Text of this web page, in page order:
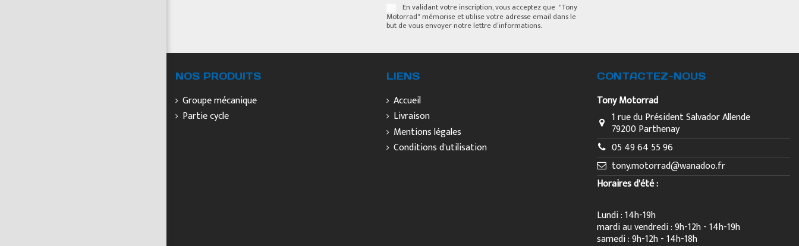
En validant votre inscription, vous acceptez que "Tony
Motorrad" mémorise et utilise votre adresse email dans le
but de vous envoyer notre lettre d’informations.
NOS PRODUITS
Groupe mécanique
Partie cycle
LIENS
Accueil
Livraison
Mentions légales
Conditions d'utilisation
CONTACTEZ-NOUS
Tony Motorrad
1 rue du Président Salvador Allende
79200 Parthenay
05 49 64 55 96
tony.motorrad@wanadoo.fr
Horaires d'été :
Lundi : 14h-19h
mardi au vendredi : 9h-12h - 14h-19h
samedi : 9h-12h - 14h-18h